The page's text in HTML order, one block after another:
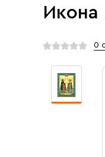
Услуги
Икона
0